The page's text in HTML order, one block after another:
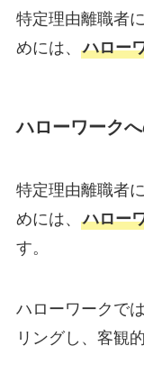
特定理由離職者
めには、 ハロー
ハローワーク
特定理由離職者
めには、 ハロー
す。
ハローワークで
リングし、客観